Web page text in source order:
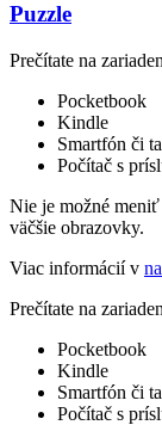
Puzzle
Prečítate na
Pocketbook
Kindle
Smartfón či
Počítač s
Nie je možné
väčšie obrazovky.
Viac informácií v
Prečítate na
Pocketbook
Kindle
Smartfón či
Počítač s